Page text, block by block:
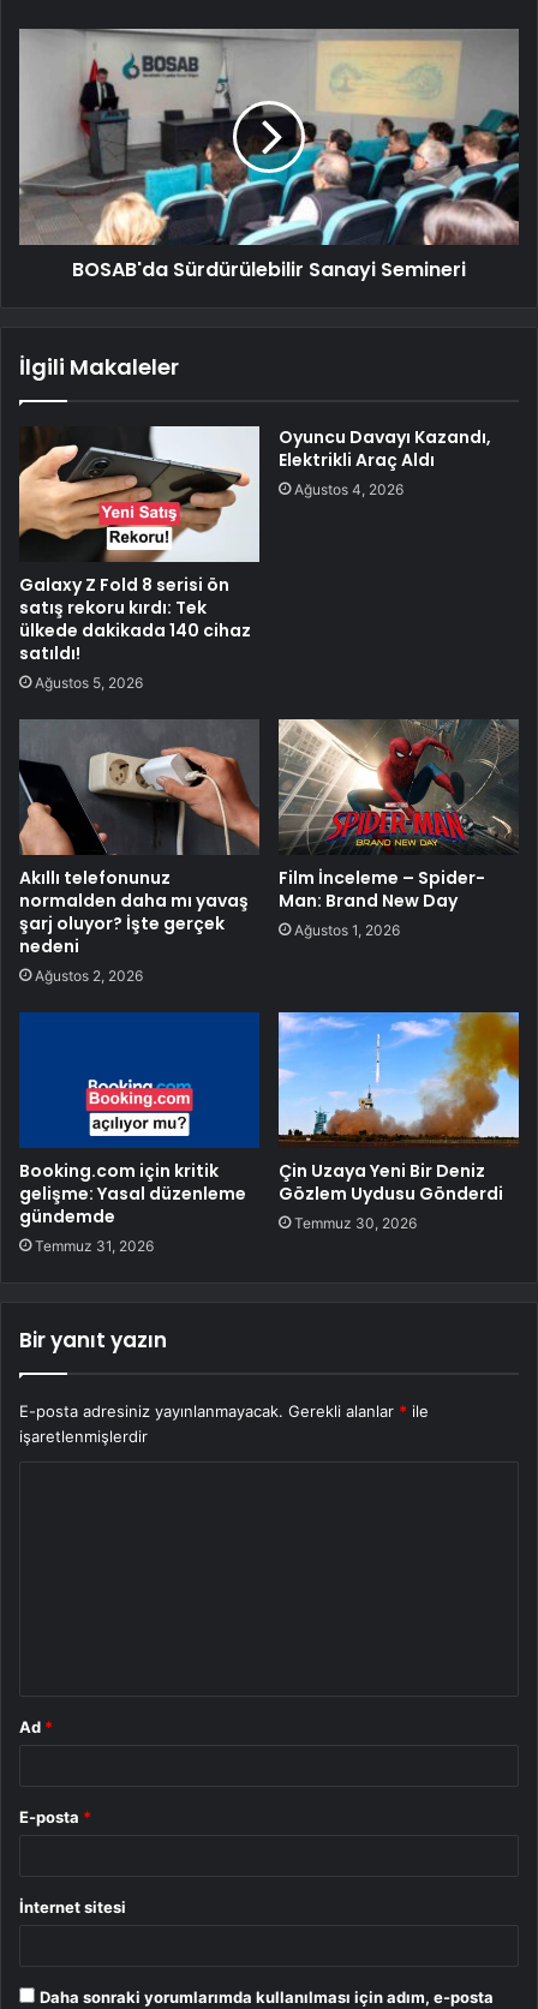
BOSAB'da Sürdürülebilir Sanayi Semineri
İlgili Makaleler
Galaxy Z Fold 8 serisi ön
satış rekoru kırdı: Tek
ülkede dakikada 140 cihaz
satıldı!
Ağustos 5, 2026
Oyuncu Davayı Kazandı,
Elektrikli Araç Aldı
Ağustos 4, 2026
Akıllı telefonunuz
normalden daha mı yavaş
şarj oluyor? İşte gerçek
nedeni
Ağustos 2, 2026
Film İnceleme – Spider-
Man: Brand New Day
Ağustos 1, 2026
Booking.com için kritik
gelişme: Yasal düzenleme
gündemde
Temmuz 31, 2026
Çin Uzaya Yeni Bir Deniz
Gözlem Uydusu Gönderdi
Temmuz 30, 2026
Bir yanıt yazın
E-posta adresiniz yayınlanmayacak. Gerekli alanlar * ile
işaretlenmişlerdir
Ad *
E-posta *
İnternet sitesi
Daha sonraki yorumlarımda kullanılması için adım, e-posta